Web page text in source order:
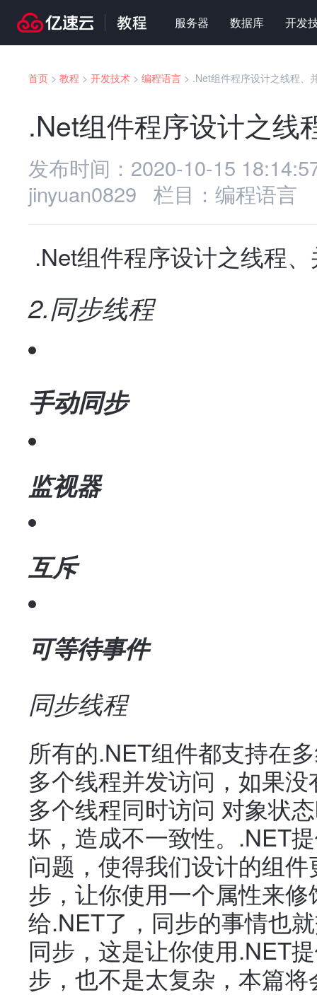
服务器 数据库 开发
首页 > 教程 > 开发技术 > 编程语言 > .Net组件程序设计之线程、
.Net组件程序设计之线
发布时间： 2020-10-15
jinyuan0829
栏目： 编程语言
.Net组件程序设计之线程
2.同步线程
手动同步
监视器
互斥
可等待事件
同步线程
所有的.NET组件都支持在
多个线程并发访问，如果
多个线程同时访问 对象状
坏，造成不一致性。.NET
问题，使得我们设计的组
步，让你使用一个属性来
给.NET了，同步的事情也
同步，这是让你使用.NET
步，也不是太复杂，本篇